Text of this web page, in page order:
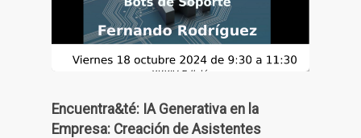
Encuentra&té: IA Generativa en la
Empresa: Creación de Asistentes